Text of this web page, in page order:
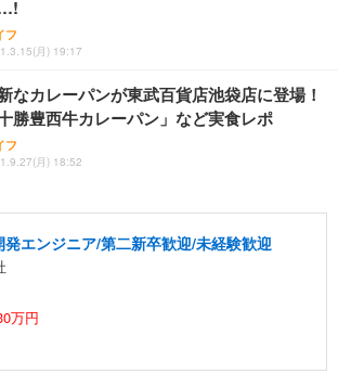
フ
月) 19:17
なカレーパンが東武百貨店池袋店に登場！
十勝豊西牛カレーパン」など実食レポ
フ
月) 18:52
エンジニア/第二新卒歓迎/未経験歓迎
万円